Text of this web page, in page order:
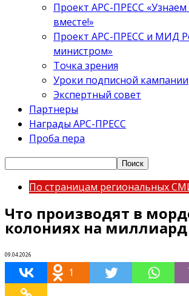
Проект АРС-ПРЕСС «Узнаем
вместе!»
Проект АРС-ПРЕСС и МИД
министром»
Точка зрения
Уроки подписной кампании
Экспертный совет
Партнеры
Награды АРС-ПРЕСС
Проба пера
По страницам региональных
Что производят в
колониях на
09.04.2026
1